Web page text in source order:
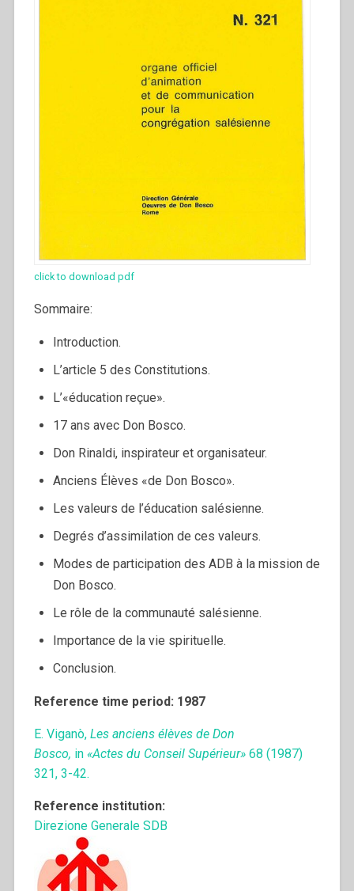
click to download pdf
Sommaire:
Introduction.
L’article 5 des Constitutions.
L’«éducation reçue».
17 ans avec Don Bosco.
Don Rinaldi, inspirateur et organisateur.
Anciens Élèves «de Don Bosco».
Les valeurs de l’éducation salésienne.
Degrés d’assimilation de ces valeurs.
Modes de participation des ADB à la mission de
Don Bosco.
Le rôle de la communauté salésienne.
Importance de la vie spirituelle.
Conclusion.
Reference time period: 1987
E. Viganò, Les anciens élèves de Don
Bosco, in «Actes du Conseil Supérieur» 68 (1987)
321, 3-42.
Reference institution:
Direzione Generale SDB